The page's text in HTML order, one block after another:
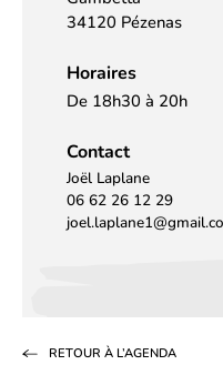
34120 Pézenas
Horaires
De 18h30 à 20h
Contact
Joël Laplane
06 62 26 12 29
RETOUR À L’AGENDA